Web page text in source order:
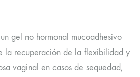
gel no hormonal mucoadhesivo
la recuperación de la flexibilidad y
vaginal en casos de sequedad,